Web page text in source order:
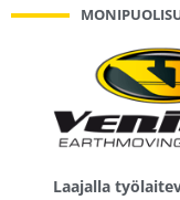
Laajalla